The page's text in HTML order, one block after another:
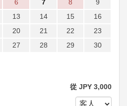
6 7 8
9
13 14 15
16
20 21 22
23
27 28 29
30
從 JPY 3,000